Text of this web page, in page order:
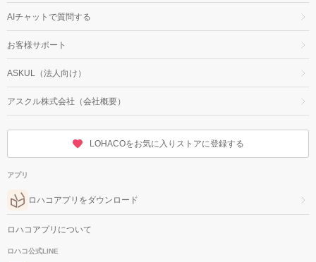
AIチャットで質問する
お客様サポート
ASKUL（法人向け）
アスクル株式会社（会社概要）
LOHACOをお気に入りストアに登録する
アプリ
ロハコアプリをダウンロード
ロハコアプリについて
ロハコ公式LINE